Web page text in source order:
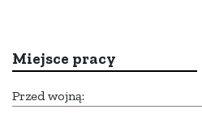
Miejsce pracy
Przed wojną: